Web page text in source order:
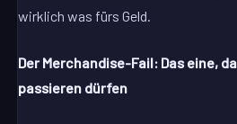
wirklich was fürs Geld.
Der Merchandise-Fail: Das eine,
passieren dürfen